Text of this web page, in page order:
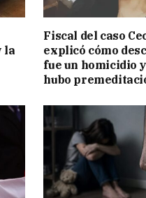
la
Fiscal del caso
explicó cómo
fue un homicidio
hubo